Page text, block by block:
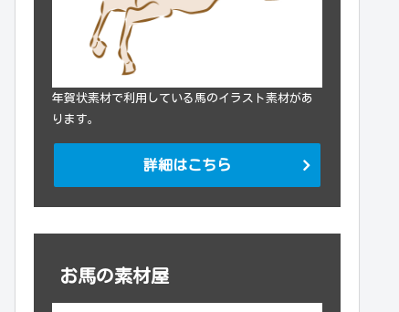
年賀状素材で利用している馬のイラスト素材があ
ります。
詳細はこちら
お馬の素材屋